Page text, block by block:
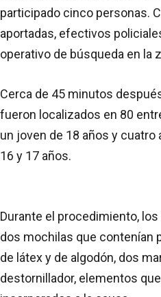
participado cinco personas.
aportadas, efectivos
operativo de búsqueda en la
Cerca de 45 minutos
fueron localizados en 80
un joven de 18 años y
16 y 17 años.
Durante el procedimiento,
dos mochilas que contenían
de látex y de algodón, dos
destornillador, elementos